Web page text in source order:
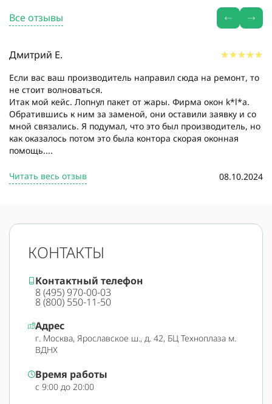
Все отзывы
Дмитрий Е.
Если вас ваш производитель направил сюда на ремонт, то
не стоит волноваться.
Итак мой кейс. Лопнул пакет от жары. Фирма окон k*l*a.
Обратившись к ним за заменой, они оставили заявку и со
мной связались. Я подумал, что это был производитель, но
как оказалось потом это была контора скорая оконная
помощь....
Читать весь отзыв 08.10.2024
КОНТАКТЫ
Контактный телефон
8 (495) 970-00-03
8 (800) 550-11-50
Адрес
г. Москва, Ярославское ш., д. 42, БЦ Техноплаза м.
ВДНХ
Время работы
с 9:00 до 20:00